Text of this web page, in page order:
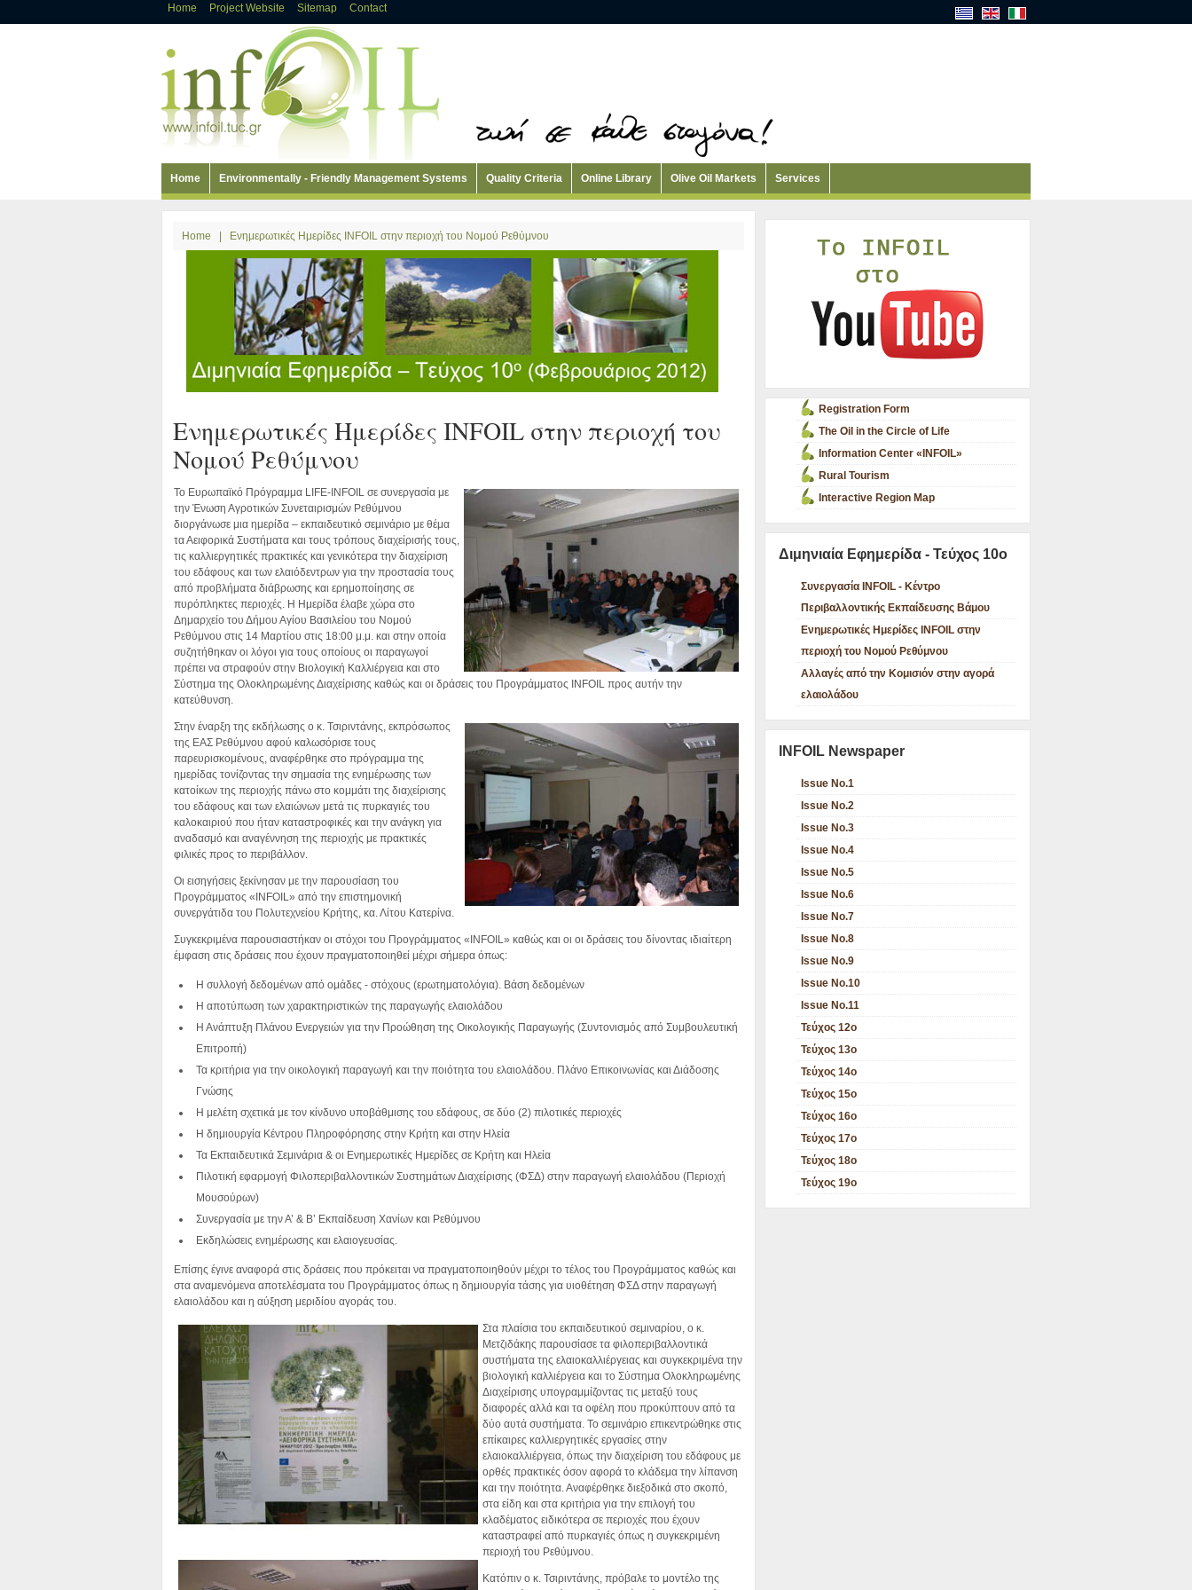
Home Project Website Sitemap Contact
Home Environmentally - Friendly Management Systems Quality Criteria Online Library Olive Oil Markets Services
Registration Form
The Oil in the Circle of Life
Information Center «INFOIL»
Rural Tourism
Interactive Region Map
Διμηνιαία Εφημερίδα - Τεύχος 10ο
Συνεργασία INFOIL - Κέντρο
Περιβαλλοντικής Εκπαίδευσης Βάμου
Ενημερωτικές Ημερίδες INFOIL στην
περιοχή του Νομού Ρεθύμνου
Αλλαγές από την Κομισιόν στην αγορά
ελαιολάδου
INFOIL Newspaper
Issue No.1
Issue No.2
Issue No.3
Issue No.4
Issue No.5
Issue No.6
Issue No.7
Issue No.8
Issue No.9
Issue No.10
Issue No.11
Τεύχος 12ο
Τεύχος 13ο
Τεύχος 14ο
Τεύχος 15ο
Τεύχος 16ο
Τεύχος 17ο
Τεύχος 18ο
Τεύχος 19ο
Home Ενημερωτικές Ημερίδες INFOIL στην περιοχή του Νομού Ρεθύμνου
Ενημερωτικές Ημερίδες INFOIL στην περιοχή του
Νομού Ρεθύμνου
Το Ευρωπαϊκό Πρόγραμμα LIFE-INFOIL σε συνεργασία με
την Ένωση Αγροτικών Συνεταιρισμών Ρεθύμνου
διοργάνωσε μια ημερίδα – εκπαιδευτικό σεμινάριο με θέμα
τα Αειφορικά Συστήματα και τους τρόπους διαχείρισής τους,
τις καλλιεργητικές πρακτικές και γενικότερα την διαχείριση
του εδάφους και των ελαιόδεντρων για την προστασία τους
από προβλήματα διάβρωσης και ερημοποίησης σε
πυρόπληκτες περιοχές. Η Ημερίδα έλαβε χώρα στο
Δημαρχείο του Δήμου Αγίου Βασιλείου του Νομού
Ρεθύμνου στις 14 Μαρτίου στις 18:00 μ.μ. και στην οποία
συζητήθηκαν οι λόγοι για τους οποίους οι παραγωγοί
πρέπει να στραφούν στην Βιολογική Καλλιέργεια και στο
Σύστημα της Ολοκληρωμένης Διαχείρισης καθώς και οι δράσεις του Προγράμματος INFOIL προς αυτήν την
κατεύθυνση.
Στην έναρξη της εκδήλωσης ο κ. Τσιριντάνης, εκπρόσωπος
της ΕΑΣ Ρεθύμνου αφού καλωσόρισε τους
παρευρισκομένους, αναφέρθηκε στο πρόγραμμα της
ημερίδας τονίζοντας την σημασία της ενημέρωσης των
κατοίκων της περιοχής πάνω στο κομμάτι της διαχείρισης
του εδάφους και των ελαιώνων μετά τις πυρκαγιές του
καλοκαιριού που ήταν καταστροφικές και την ανάγκη για
αναδασμό και αναγέννηση της περιοχής με πρακτικές
φιλικές προς το περιβάλλον.
Οι εισηγήσεις ξεκίνησαν με την παρουσίαση του
Προγράμματος «INFOIL» από την επιστημονική
συνεργάτιδα του Πολυτεχνείου Κρήτης, κα. Λίτου Κατερίνα.
Συγκεκριμένα παρουσιαστήκαν οι στόχοι του Προγράμματος «INFOIL» καθώς και οι οι δράσεις του δίνοντας ιδιαίτερη
έμφαση στις δράσεις που έχουν πραγματοποιηθεί μέχρι σήμερα όπως:
H συλλογή δεδομένων από ομάδες - στόχους (ερωτηματολόγια). Βάση δεδομένων
Η αποτύπωση των χαρακτηριστικών της παραγωγής ελαιολάδου
Η Ανάπτυξη Πλάνου Ενεργειών για την Προώθηση της Οικολογικής Παραγωγής (Συντονισμός από Συμβουλευτική
Επιτροπή)
Τα κριτήρια για την οικολογική παραγωγή και την ποιότητα του ελαιολάδου. Πλάνο Επικοινωνίας και Διάδοσης
Γνώσης
Η μελέτη σχετικά με τον κίνδυνο υποβάθμισης του εδάφους, σε δύο (2) πιλοτικές περιοχές
Η δημιουργία Κέντρου Πληροφόρησης στην Κρήτη και στην Ηλεία
Τα Εκπαιδευτικά Σεμινάρια & οι Ενημερωτικές Ημερίδες σε Κρήτη και Ηλεία
Πιλοτική εφαρμογή Φιλοπεριβαλλοντικών Συστημάτων Διαχείρισης (ΦΣΔ) στην παραγωγή ελαιολάδου (Περιοχή
Μουσούρων)
Συνεργασία με την Α’ & Β’ Εκπαίδευση Χανίων και Ρεθύμνου
Εκδηλώσεις ενημέρωσης και ελαιογευσίας.
Επίσης έγινε αναφορά στις δράσεις που πρόκειται να πραγματοποιηθούν μέχρι το τέλος του Προγράμματος καθώς και
στα αναμενόμενα αποτελέσματα του Προγράμματος όπως η δημιουργία τάσης για υιοθέτηση ΦΣΔ στην παραγωγή
ελαιολάδου και η αύξηση μεριδίου αγοράς του.
Στα πλαίσια του εκπαιδευτικού σεμιναρίου, ο κ.
Μετζιδάκης παρουσίασε τα φιλοπεριβαλλοντικά
συστήματα της ελαιοκαλλιέργειας και συγκεκριμένα την
βιολογική καλλιέργεια και το Σύστημα Ολοκληρωμένης
Διαχείρισης υπογραμμίζοντας τις μεταξύ τους
διαφορές αλλά και τα οφέλη που προκύπτουν από τα
δύο αυτά συστήματα. Το σεμινάριο επικεντρώθηκε στις
επίκαιρες καλλιεργητικές εργασίες στην
ελαιοκαλλιέργεια, όπως την διαχείριση του εδάφους με
ορθές πρακτικές όσον αφορά το κλάδεμα την λίπανση
και την ποιότητα. Αναφέρθηκε διεξοδικά στο σκοπό,
στα είδη και στα κριτήρια για την επιλογή του
κλαδέματος ειδικότερα σε περιοχές που έχουν
καταστραφεί από πυρκαγιές όπως η συγκεκριμένη
περιοχή του Ρεθύμνου.
Κατόπιν ο κ. Τσιριντάνης, πρόβαλε το μοντέλο της